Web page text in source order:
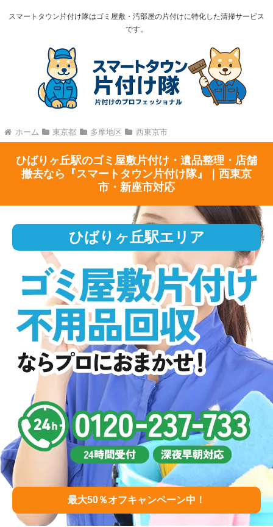
スマートタウン片付け隊はゴミ屋敷・汚部屋の片付けに特化した清掃サービス
です。
ホーム 東京都 多摩地区 西東京市
ひばりヶ丘駅のゴミ屋敷片付け・遺品整理・店舗
撤去なら『スマートタウン片付け隊』｜西東京
市・新座市対応
ひばりヶ丘駅エリア
最大50％オフキャンペーン中！